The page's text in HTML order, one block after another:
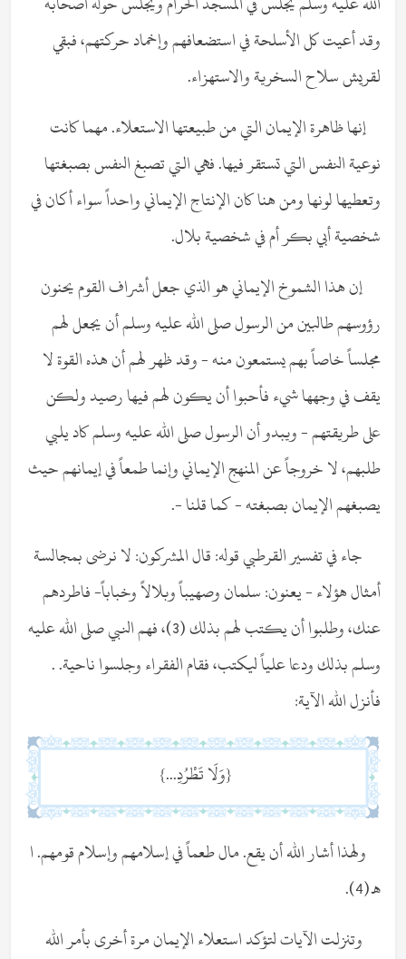
وقد أعيت كل الأسلحة في استضعافهم وإخماد حركتهم، فبقي
لقريش سلاح السخرية والاستهزاء.
إنها ظاهرة الإيمان التي من طبيعتها الاستعلاء. مهما كانت
نوعية النفس التي تستقر فيها. فهي التي تصبغ النفس بصبغتها
وتعطيها لونها ومن هنا كان الإنتاج الإيماني واحداً سواء أكان في
شخصية أبي بكر أم في شخصية بلال.
إن هذا الشموخ الإيماني هو الذي جعل أشراف القوم يحنون
رؤوسهم طالبين من الرسول صلى الله عليه وسلم أن يجعل لهم
مجلساً خاصاً بهم يستمعون منه - وقد ظهر لهم أن هذه القوة لا
يقف في وجهها شيء فأحبوا أن يكون لهم فيها رصيد ولكن
على طريقتهم - ويبدو أن الرسول صلى الله عليه وسلم كاد يلبي
طلبهم، لا خروجاً عن المنهج الإيماني وإنما طمعاً في إيمانهم حيث
يصبغهم الإيمان بصبغته - كما قلنا -.
جاء في تفسير القرطبي قوله: قال المشركون: لا نرضى بمجالسة
أمثال هؤلاء - يعنون: سلمان وصهيباً وبلالاً وخباباً- فاطردهم
عنك، وطلبوا أن يكتب لهم بذلك (3)، فهم النبي صلى الله عليه
وسلم بذلك ودعا علياً ليكتب، فقام الفقراء وجلسوا ناحية. .
فأنزل الله الآية:
{وَلَا تَطْرُدِ...}
ولهذا أشار الله أن يقع. مال طعماً في إسلامهم وإسلام قومهم. ا
هـ (4).
وتنزلت الآيات لتؤكد استعلاء الإيمان مرة أخرى بأمر الله